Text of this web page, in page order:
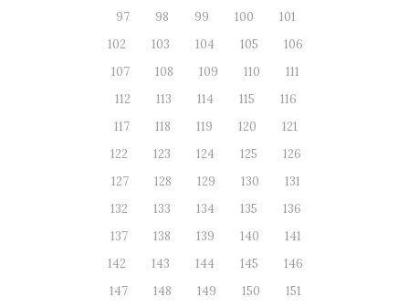
97
98 99 100
101
102
103 104 105
106
107
108 109 110
111
112
113 114 115
116
117
118 119 120
121
122
123 124 125
126
127
128 129 130
131
132
133 134 135
136
137
138 139 140
141
142
143 144 145
146
147
148 149 150
151